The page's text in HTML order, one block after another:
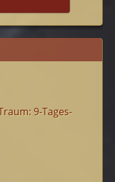
9-Tages-